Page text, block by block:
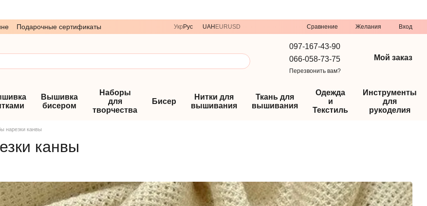
Подарочные сертификаты
Укр Рус UAH EURUSD Сравнение Желания Вход
097-167-43-90
066-058-73-75
Перезвонить вам?
Мой заказ
Вышивка
бисером
Наборы
для
творчества
Бисер
Нитки для
вышивания
Ткань для
вышивания
Одежда
и
Текстиль
Инструменты
для
рукоделия
нарезки канвы
канвы